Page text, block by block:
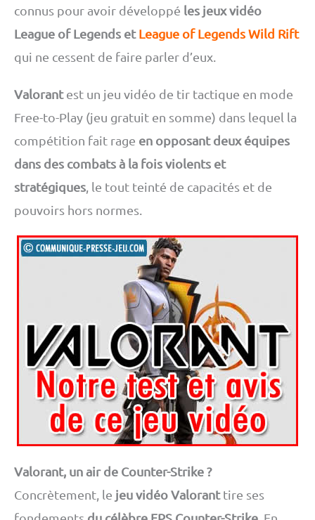
connus pour avoir développé les jeux vidéo
League of Legends etLeague of Legends Wild Rift
qui ne cessent de faire parler d’eux.
Valorantest un jeu vidéo de tir tactique en mode
Free-to-Play (jeu gratuit en somme) dans lequel la
compétition fait rage en opposant deux équipes
dans des combats à la fois violents et
stratégiques , le tout teinté de capacités et de
pouvoirs hors normes.
Valorant, un air de Counter-Strike ?
Concrètement, le jeu vidéo Valoranttire ses